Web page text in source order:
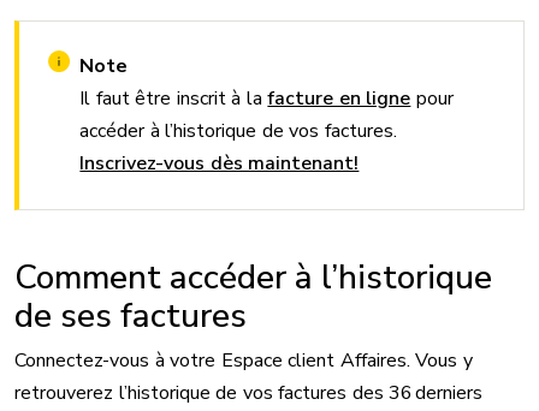
Note
Il faut être inscrit à lafacture en ligne pour
accéder à l’historique de vos factures.
Inscrivez-vous dès maintenant!
Comment accéder à l’historique
de ses factures
Connectez-vous à votre Espace client Affaires. Vous y
retrouverez l’historique de vos factures des 36 derniers